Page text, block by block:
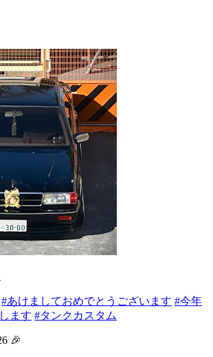
#あけましておめでとうございます #今年
ます #タンクカスタム
🎉